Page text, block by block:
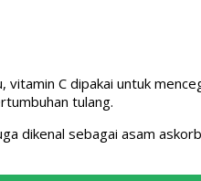
C dipakai untuk
tulang.
dikenal sebagai asam